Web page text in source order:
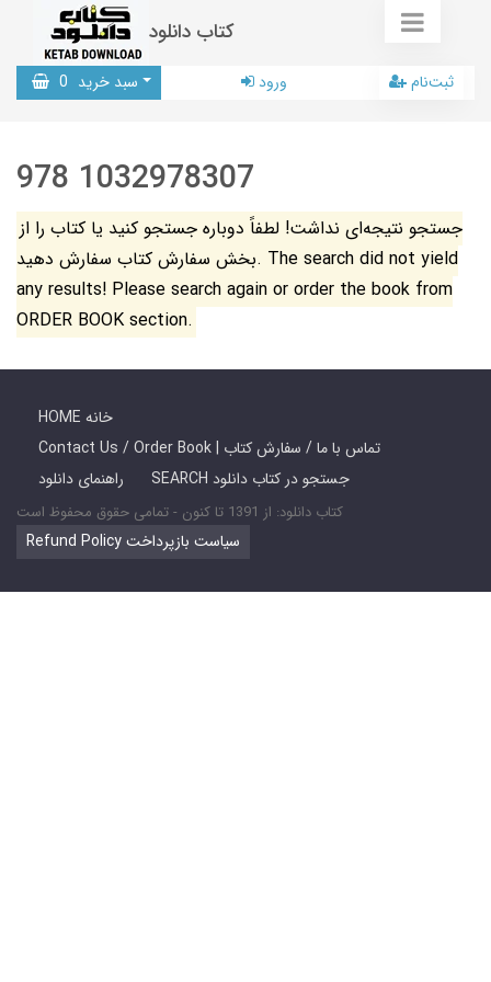
کتاب دانلود
سبد خرید 0 ورود ثبت‌نام
978 1032978307
جستجو نتیجه‌ای نداشت! لطفاً دوباره جستجو کنید یا کتاب را از
بخش سفارش کتاب سفارش دهید. The search did not yield
any results! Please search again or order the book from
ORDER BOOK section.
HOME خانه
Contact Us / Order Book | تماس با ما / سفارش کتاب
راهنمای دانلود
SEARCH جستجو در کتاب دانلود
کتاب دانلود: از 1391 تا کنون - تمامی حقوق محفوظ است
Refund Policy سیاست بازپرداخت